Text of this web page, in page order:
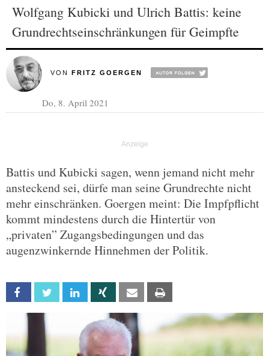
Wolfgang Kubicki und Ulrich Battis: keine
Grundrechtseinschränkungen für Geimpfte
VON FRITZ GOERGEN
Do, 8. April 2021
Battis und Kubicki sagen, wenn jemand nicht mehr
ansteckend sei, dürfe man seine Grundrechte nicht
mehr einschränken. Goergen meint: Die Impfpflicht
kommt mindestens durch die Hintertür von
„privaten” Zugangsbedingungen und das
augenzwinkernde Hinnehmen der Politik.
Facebook Twitter Linkedin Xing Email